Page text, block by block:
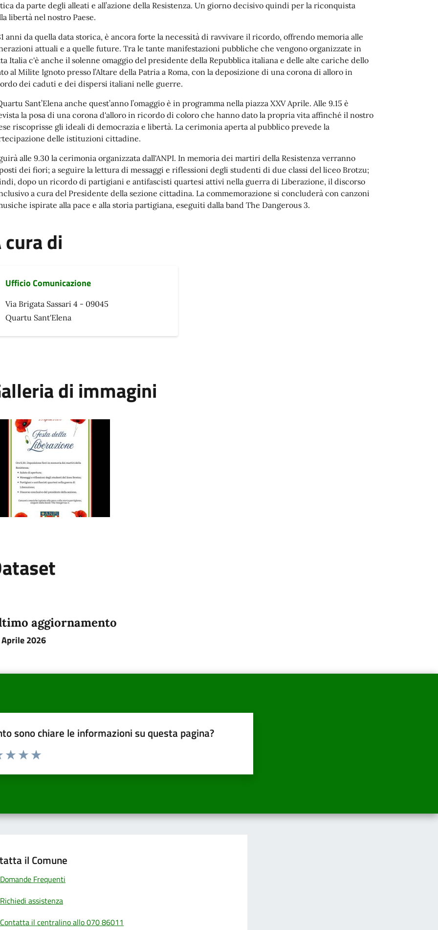
da parte degli alleati e all’azione della Resistenza. Un giorno decisivo quindi per la riconquista
libertà nel nostro Paese.
anni da quella data storica, è ancora forte la necessità di ravvivare il ricordo, offrendo memoria alle
attuali e a quelle future. Tra le tante manifestazioni pubbliche che vengono organizzate in
Italia c'è anche il solenne omaggio del presidente della Repubblica italiana e delle alte cariche dello
al Milite Ignoto presso l’Altare della Patria a Roma, con la deposizione di una corona di alloro in
dei caduti e dei dispersi italiani nelle guerre.
Sant’Elena anche quest’anno l’omaggio è in programma nella piazza XXV Aprile. Alle 9.15 è
la posa di una corona d'alloro in ricordo di coloro che hanno dato la propria vita affinché il nostro
riscoprisse gli ideali di democrazia e libertà. La cerimonia aperta al pubblico prevede la
delle istituzioni cittadine.
alle 9.30 la cerimonia organizzata dall'ANPI. In memoria dei martiri della Resistenza verranno
dei fiori; a seguire la lettura di messaggi e riflessioni degli studenti di due classi del liceo Brotzu;
dopo un ricordo di partigiani e antifascisti quartesi attivi nella guerra di Liberazione, il discorso
a cura del Presidente della sezione cittadina. La commemorazione si concluderà con canzoni
ispirate alla pace e alla storia partigiana, eseguiti dalla band The Dangerous 3.
cura di
Ufficio Comunicazione
Via Brigata Sassari 4 - 09045
Quartu Sant'Elena
di immagini
aggiornamento
2026
sono chiare le informazioni su questa pagina?
1 a 5 stelle la pagina
il Comune
Domande Frequenti
Richiedi assistenza
Contatta il centralino allo 070 86011